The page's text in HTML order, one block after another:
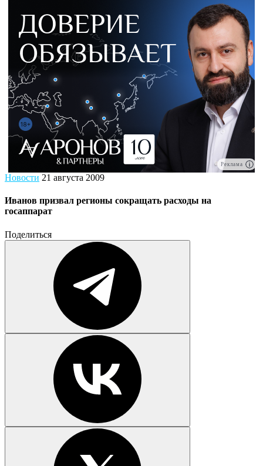
Реклама
Новости 21 августа 2009
Иванов призвал регионы сокращать расходы на
госаппарат
Поделиться